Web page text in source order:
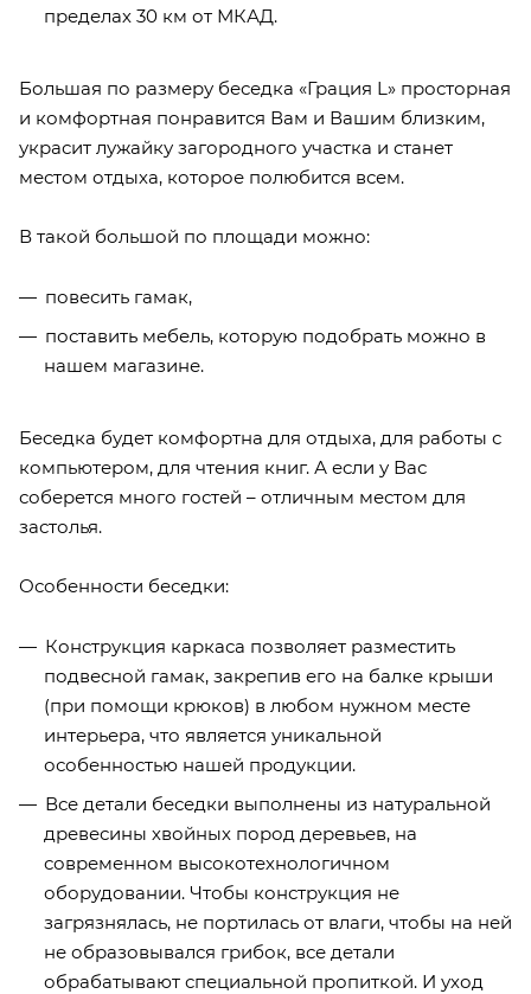
пределах 30 км от МКАД.
Большая по размеру беседка «Грация L» просторная
и комфортная понравится Вам и Вашим близким,
украсит лужайку загородного участка и станет
местом отдыха, которое полюбится всем.
В такой большой по площади можно:
повесить гамак,
поставить мебель, которую подобрать можно в
нашем магазине.
Беседка будет комфортна для отдыха, для работы с
компьютером, для чтения книг. А если у Вас
соберется много гостей – отличным местом для
застолья.
Особенности беседки:
Конструкция каркаса позволяет разместить
подвесной гамак, закрепив его на балке крыши
(при помощи крюков) в любом нужном месте
интерьера, что является уникальной
особенностью нашей продукции.
Все детали беседки выполнены из натуральной
древесины хвойных пород деревьев, на
современном высокотехнологичном
оборудовании. Чтобы конструкция не
загрязнялась, не портилась от влаги, чтобы на ней
не образовывался грибок, все детали
обрабатывают специальной пропиткой. И уход